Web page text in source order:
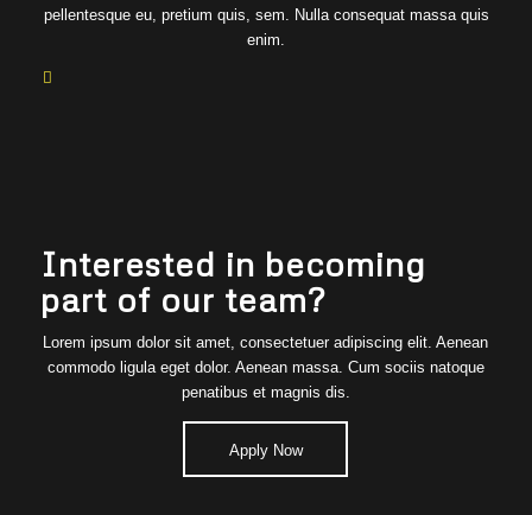
pellentesque eu, pretium quis, sem. Nulla consequat massa quis
enim.
Interested in becoming
part of our team?
Lorem ipsum dolor sit amet, consectetuer adipiscing elit. Aenean
commodo ligula eget dolor. Aenean massa. Cum sociis natoque
penatibus et magnis dis.
Apply Now